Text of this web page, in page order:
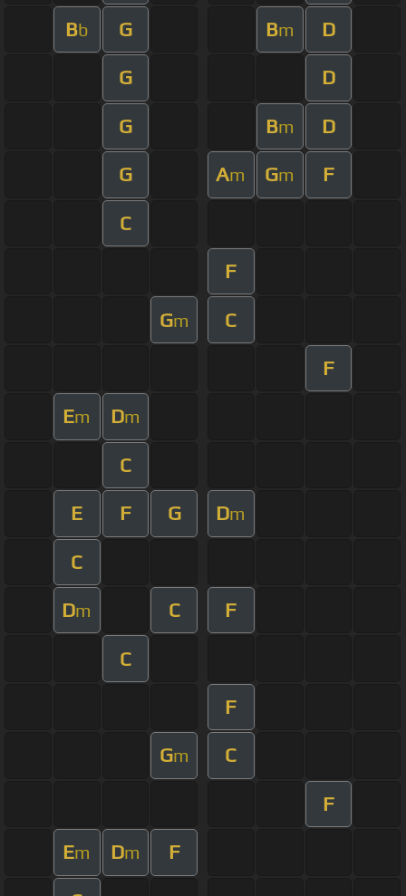
Bb G Bm D
G D
G Bm D
G Am Gm F
C
F
Gm C
F
Em Dm
C
E F G Dm
C
Dm C F
C
F
Gm C
F
Em Dm F